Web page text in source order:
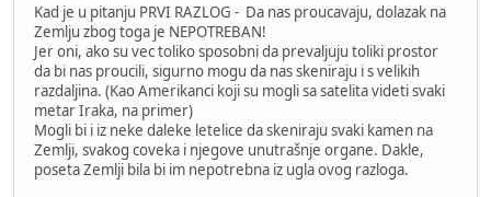
Kad je u pitanju PRVI RAZLOG - Da nas proucavaju, dolazak na
Zemlju zbog toga je NEPOTREBAN!
Jer oni, ako su vec toliko sposobni da prevaljuju toliki prostor
da bi nas proucili, sigurno mogu da nas skeniraju i s velikih
razdaljina. (Kao Amerikanci koji su mogli sa satelita videti svaki
metar Iraka, na primer)
Mogli bi i iz neke daleke letelice da skeniraju svaki kamen na
Zemlji, svakog coveka i njegove unutrašnje organe. Dakle,
poseta Zemlji bila bi im nepotrebna iz ugla ovog razloga.